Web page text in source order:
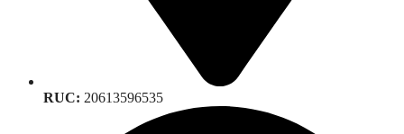
RUC: 20613596535